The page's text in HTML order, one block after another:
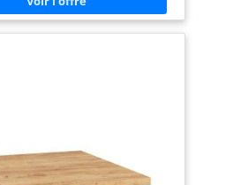
: Le plan de travail est composé